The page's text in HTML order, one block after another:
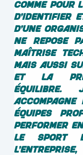
comme pour
d’identifier
d’une
ne repose
maîtrise
mais aussi
et la
équilibre.
équipes
performer
le sport